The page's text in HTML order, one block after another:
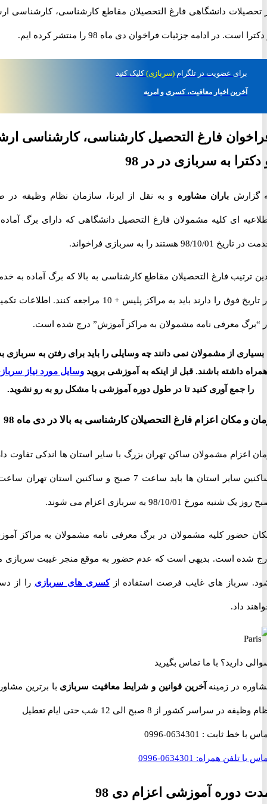
دانشگاهی فارغ التحصیلان مقاطع کارشناسی، کارشناسی ارشد
در ادامه جزئیات فراخوان دی ماه 98 را منتشر کرده ایم.
عضویت در تلگرام(سربازی) کلیک کنید
آخرین اخبار معافیت، کسری و امریه
فارغ التحصیل کارشناسی، کارشناسی ارشد
به سربازی در در 98
باران مشاورهو به نقل از ایرنا، سازمان نظام وظیفه در طی
ای کلیه مشمولان فارغ التحصیل دانشگاهی که دارای برگ آماده به
هستند را به سربازی فراخواند.
فارغ التحصیلان مقاطع کارشناسی به بالا که برگ آماده به خدمت
در تاریخ فوق را دارند باید به مراکز پلیس + 10 مراجعه کنند. اطلاعات تکمیلی
معرفی نامه مشمولان به مراکز آموزش” درج شده است.
از مشمولان نمی دانند چه وسایلی را باید برای رفتن به سربازی به
داشته باشند. قبل از اینکه به آموزشی بروید وسایل مورد نیاز سربازی
جمع آوری کنید تا در طول دوره آموزشی با مشکل رو به رو نشوید.
مکان اعزام فارغ التحصیلان کارشناسی به بالا در دی ماه 98
مشمولان ساکن تهران بزرگ با سایر استان ها اندکی تفاوت دارد.
ساکنین سایر استان ها باید ساعت 7 صبح و ساکنین استان تهران ساعت 6
مورخ 98/10/01 به سربازی اعزام می شوند.
کلیه مشمولان در برگ معرفی نامه مشمولان به مراکز آموزش
است. بدیهی است که عدم حضور به موقع منجر غیبت سربازی می
های غایب فرصت استفاده ازکسری های سربازیرا از دست
داد.
دارید؟ با ما تماس بگیرید
در زمینهآخرین قوانین و شرایط معافیت سربازیبا برترین مشاوران
در سراسر کشور از 8 صبح الی 12 شب حتی ایام تعطیل
با خط ثابت :0634301-0996
تلفن همراه:0634301-0996
دوره آموزشی اعزام دی 98